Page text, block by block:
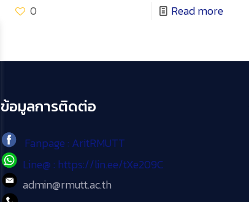
0
Read more
ข้อมูลการติดต่อ
Fanpage : AritRMUTT
Line@ : https://lin.ee/tXe209C
admin@rmutt.ac.th